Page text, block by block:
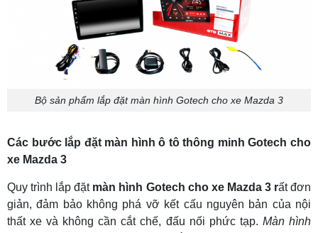
Bộ sản phẩm lắp đặt màn hình Gotech cho xe Mazda 3
Các bước lắp đặt màn hình ô tô thông minh Gotech cho
xe Mazda 3
Quy trình lắp đặt màn hình Gotech cho xe Mazda 3 rất đơn
giản, đảm bảo không phá vỡ kết cấu nguyên bản của nội
thất xe và không cần cắt chế, đấu nối phức tạp. Màn hình